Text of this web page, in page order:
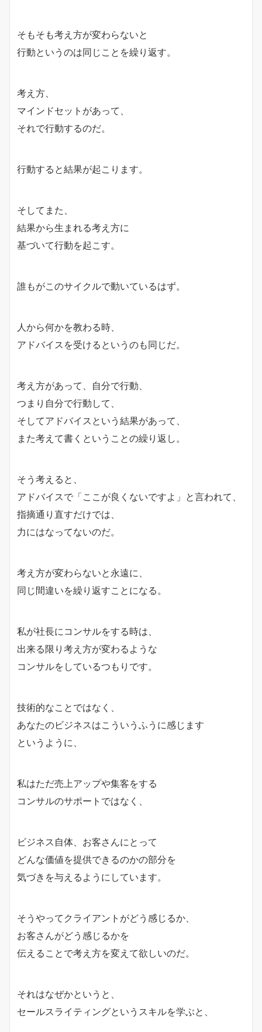
そもそも考え方が変わらないと
行動というのは同じことを繰り返す。
考え方、
マインドセットがあって、
それで行動するのだ。
行動すると結果が起こります。
そしてまた、
結果から生まれる考え方に
基づいて行動を起こす。
誰もがこのサイクルで動いているはず。
人から何かを教わる時、
アドバイスを受けるというのも同じだ。
考え方があって、自分で行動、
つまり自分で行動して、
そしてアドバイスという結果があって、
また考えて書くということの繰り返し。
そう考えると、
アドバイスで「ここが良くないですよ」と言われて、
指摘通り直すだけでは、
力にはなってないのだ。
考え方が変わらないと永遠に、
同じ間違いを繰り返すことになる。
私が社長にコンサルをする時は、
出来る限り考え方が変わるような
コンサルをしているつもりです。
技術的なことではなく、
あなたのビジネスはこういうふうに感じます
というように、
私はただ売上アップや集客をする
コンサルのサポートではなく、
ビジネス自体、お客さんにとって
どんな価値を提供できるのかの部分を
気づきを与えるようにしています。
そうやってクライアントがどう感じるか、
お客さんがどう感じるかを
伝えることで考え方を変えて欲しいのだ。
それはなぜかというと、
セールスライティングというスキルを学ぶと、